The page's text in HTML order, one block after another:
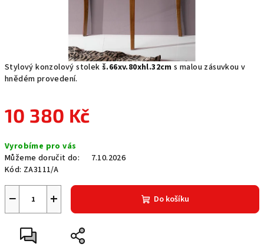
Stylový konzolový stolek š.66xv.80xhl.32cm s malou zásuvkou v
hnědém provedení.
10 380 Kč
cena:
Vyrobíme pro vás
Můžeme doručit do:
7.10.2026
Kód: ZA3111/A
+
− Do košíku